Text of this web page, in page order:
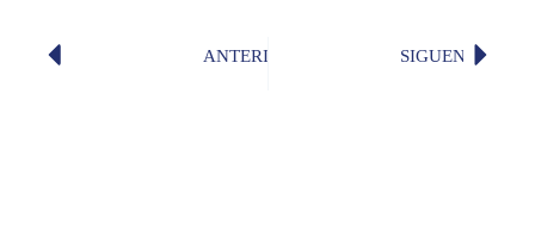
ANTERIOR Valeria Guzmán gana el Premio
SIGUENTE